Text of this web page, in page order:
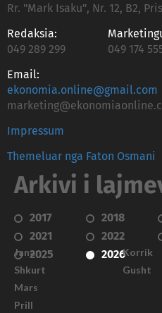
Rr. "Mark Isaku", Nr. 12, B2,
Redaksia:
049 289 299
049 174
Email:
ekonomia.online@gmail.com
Impressum
Themeluar nga Faton Osmani
Arkivi i
2017 2018
2021
2022
2025
2026
Janar
Shkurt
Mars
Prill
Korrik
Gusht